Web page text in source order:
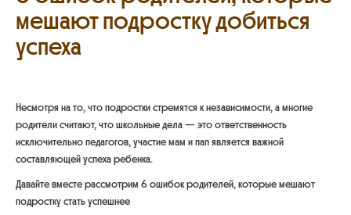
мешают подростку добиться
успеха
Несмотря на то, что подростки стремятся к независимости, а многие
родители считают, что школьные дела — это ответственность
исключительно педагогов, участие мам и пап является важной
составляющей успеха ребенка.
Давайте вместе рассмотрим 6 ошибок родителей, которые мешают
подростку стать успешнее